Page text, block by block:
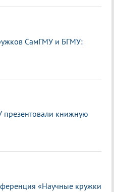
СамГМУ и БГМУ:
презентовали книжную
«Научные кружки